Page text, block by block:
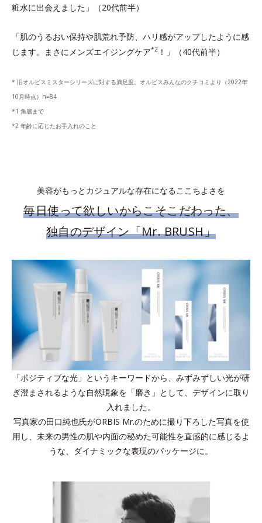
粧水に出会えました」（20代前半）
「肌のうるおい保持や肌荒れ予防、ハリ感がアップしたように感
じます。まさにメンズエイジングケア*2 ！」（40代前半）
* 旧オルビスミスターシリーズに対する満足度。オルビスみんなのクチコミより（2022年
10月時点）n=84
*1 角層まで
*2 年齢に応じたお手入れのこと
美容がもっとカジュアルな存在になるここちよさを
毎日使って欲しいからこそこだわった、
独自のデザイン「Mr. BRUSH」
「ポジティブな光」というキーワードから、みずみずしい光が研
ぎ澄まされるような自然現象を「磨き」として、デザインに取り
入れました。
写真家の田口純也氏がORBIS Mr.のために撮り下ろした写真を使
用し、未来の男性の肌や内面の秘めた可能性を直感的に感じるよ
うな、ダイナミックな表現のパッケージに。